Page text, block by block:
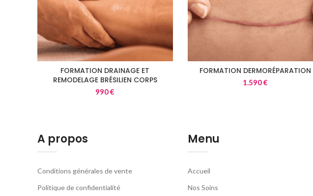
FORMATION DRAINAGE ET
REMODELAGE BRÉSILIEN CORPS
990€
FORMATION DERMORÉPARATION
1.590€
A propos
Conditions générales de vente
Politique de confidentialité
Menu
Accueil
Nos Soins